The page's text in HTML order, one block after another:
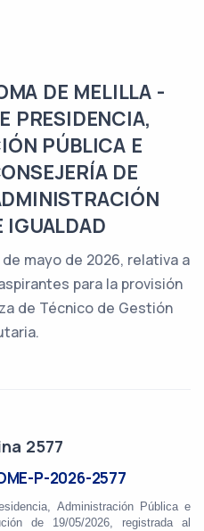
DE MELILLA -
PRESIDENCIA,
PÚBLICA E
DE
IGUALDAD
de mayo de 2026, relativa a
para la provisión
de Técnico de Gestión
2577
P-2026-2577
Administración Pública e
de 19/05/2026, registrada al